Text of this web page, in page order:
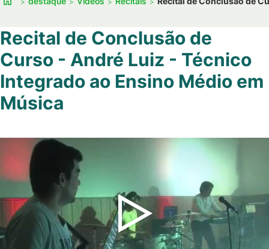
Recital de Conclusão de
Curso - André Luiz - Técnico
Integrado ao Ensino Médio em
Música